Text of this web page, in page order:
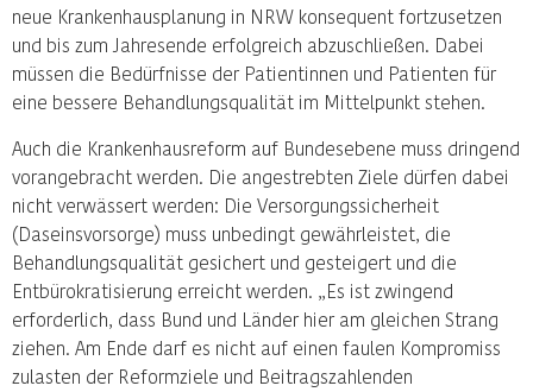
neue Krankenhausplanung in NRW konsequent fortzusetzen
und bis zum Jahresende erfolgreich abzuschließen. Dabei
müssen die Bedürfnisse der Patientinnen und Patienten für
eine bessere Behandlungsqualität im Mittelpunkt stehen.
Auch die Krankenhausreform auf Bundesebene muss dringend
vorangebracht werden. Die angestrebten Ziele dürfen dabei
nicht verwässert werden: Die Versorgungssicherheit
(Daseinsvorsorge) muss unbedingt gewährleistet, die
Behandlungsqualität gesichert und gesteigert und die
Entbürokratisierung erreicht werden. „Es ist zwingend
erforderlich, dass Bund und Länder hier am gleichen Strang
ziehen. Am Ende darf es nicht auf einen faulen Kompromiss
zulasten der Reformziele und Beitragszahlenden